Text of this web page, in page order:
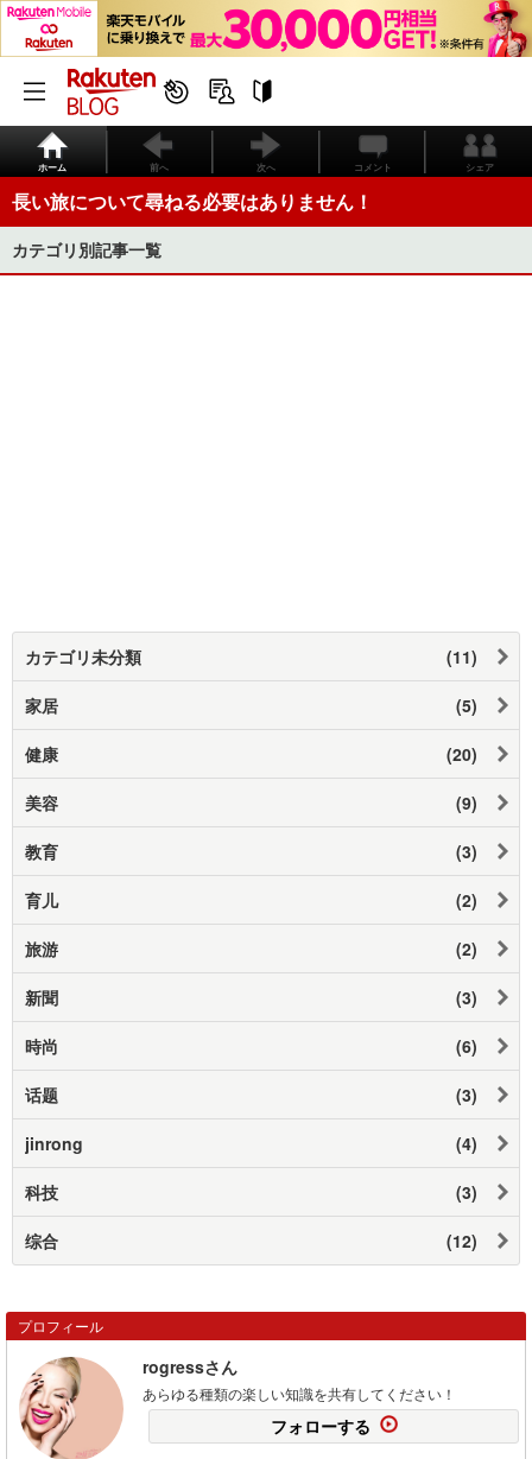
ホーム 前へ 次へ コメント シェア
長い旅について尋ねる必要はありません！
カテゴリ別記事一覧
カテゴリ未分類 (11)
家居 (5)
健康 (20)
美容 (9)
教育 (3)
育儿 (2)
旅游 (2)
新聞 (3)
時尚 (6)
话题 (3)
jinrong (4)
科技 (3)
综合 (12)
プロフィール
rogressさん
あらゆる種類の楽しい知識を共有してください！
フォローする